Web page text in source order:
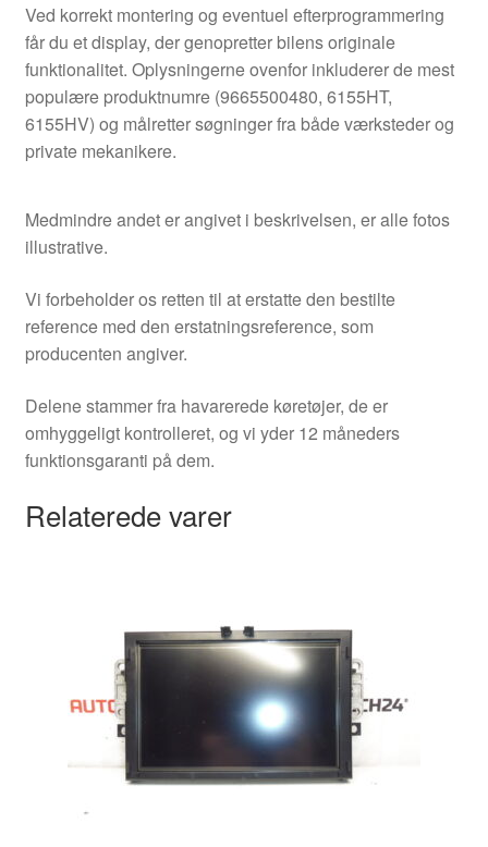
Ved korrekt montering og eventuel efterprogrammering
får du et display, der genopretter bilens originale
funktionalitet. Oplysningerne ovenfor inkluderer de mest
populære produktnumre (9665500480, 6155HT,
6155HV) og målretter søgninger fra både værksteder og
private mekanikere.
Medmindre andet er angivet i beskrivelsen, er alle fotos
illustrative.
Vi forbeholder os retten til at erstatte den bestilte
reference med den erstatningsreference, som
producenten angiver.
Delene stammer fra havarerede køretøjer, de er
omhyggeligt kontrolleret, og vi yder 12 måneders
funktionsgaranti på dem.
Relaterede varer